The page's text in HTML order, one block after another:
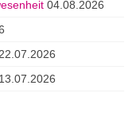
04.08.2026
22.07.2026
13.07.2026